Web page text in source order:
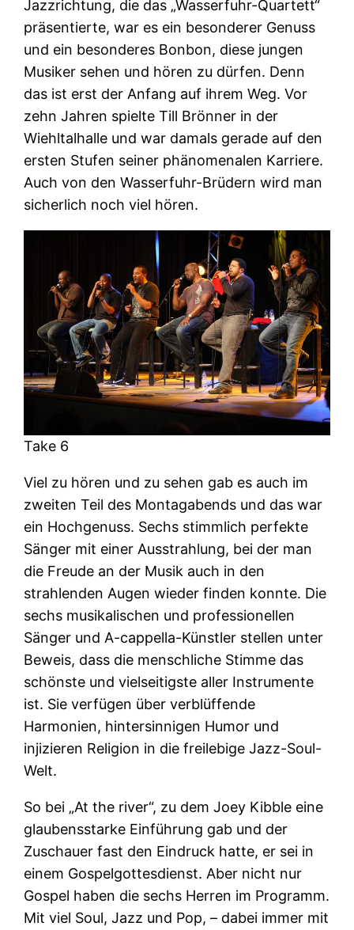
Jazzrichtung, die das „Wasserfuhr-Quartett“
präsentierte, war es ein besonderer Genuss
und ein besonderes Bonbon, diese jungen
Musiker sehen und hören zu dürfen. Denn
das ist erst der Anfang auf ihrem Weg. Vor
zehn Jahren spielte Till Brönner in der
Wiehltalhalle und war damals gerade auf den
ersten Stufen seiner phänomenalen Karriere.
Auch von den Wasserfuhr-Brüdern wird man
sicherlich noch viel hören.
Take 6
Viel zu hören und zu sehen gab es auch im
zweiten Teil des Montagabends und das war
ein Hochgenuss. Sechs stimmlich perfekte
Sänger mit einer Ausstrahlung, bei der man
die Freude an der Musik auch in den
strahlenden Augen wieder finden konnte. Die
sechs musikalischen und professionellen
Sänger und A-cappella-Künstler stellen unter
Beweis, dass die menschliche Stimme das
schönste und vielseitigste aller Instrumente
ist. Sie verfügen über verblüffende
Harmonien, hintersinnigen Humor und
injizieren Religion in die freilebige Jazz-Soul-
Welt.
So bei „At the river“, zu dem Joey Kibble eine
glaubensstarke Einführung gab und der
Zuschauer fast den Eindruck hatte, er sei in
einem Gospelgottesdienst. Aber nicht nur
Gospel haben die sechs Herren im Programm.
Mit viel Soul, Jazz und Pop, – dabei immer mit